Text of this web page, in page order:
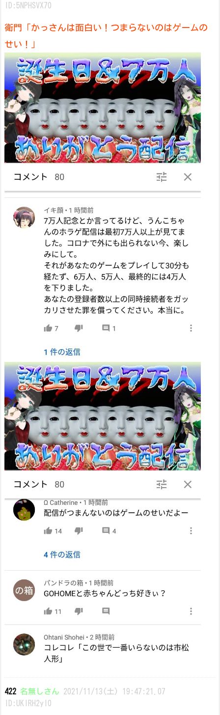
ID:5NPHSVX70
衛門「かっさんは面白い！つまらないのはゲームの
せい！」
422 名無しさん 2021/11/13(土) 19:47:21.07
ID:UKlRH2yI0